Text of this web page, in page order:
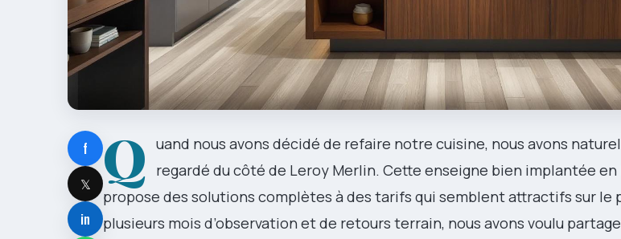
f
𝕏
in
Q uand nous avons décidé de refaire notre cuisine, nous avons
regardé du côté de Leroy Merlin. Cette enseigne bien implantée en
propose des solutions complètes à des tarifs qui semblent attractifs sur le
plusieurs mois d’observation et de retours terrain, nous avons voulu